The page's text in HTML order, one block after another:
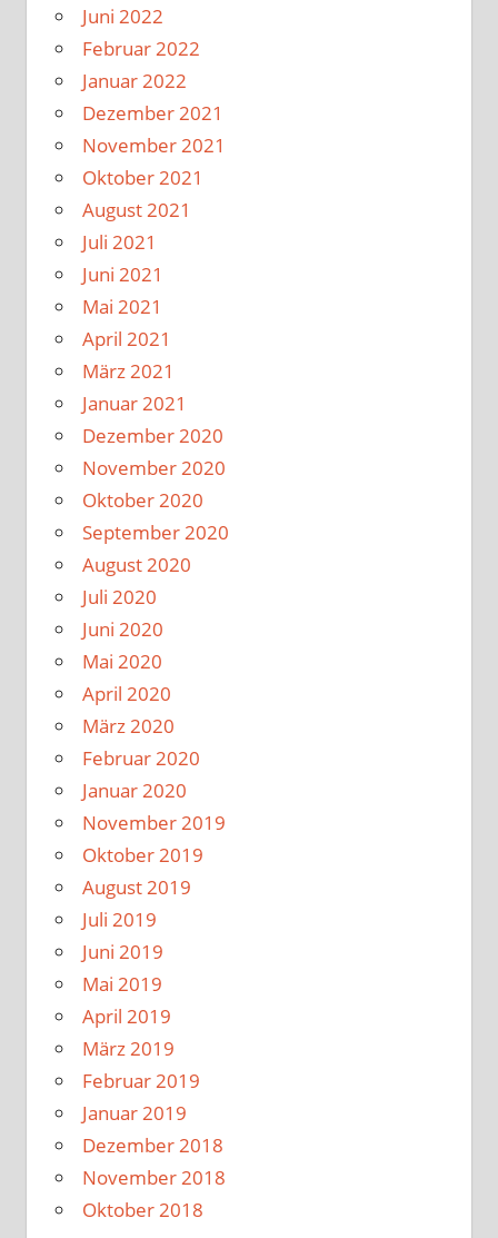
Juni 2022
Februar 2022
Januar 2022
Dezember 2021
November 2021
Oktober 2021
August 2021
Juli 2021
Juni 2021
Mai 2021
April 2021
März 2021
Januar 2021
Dezember 2020
November 2020
Oktober 2020
September 2020
August 2020
Juli 2020
Juni 2020
Mai 2020
April 2020
März 2020
Februar 2020
Januar 2020
November 2019
Oktober 2019
August 2019
Juli 2019
Juni 2019
Mai 2019
April 2019
März 2019
Februar 2019
Januar 2019
Dezember 2018
November 2018
Oktober 2018